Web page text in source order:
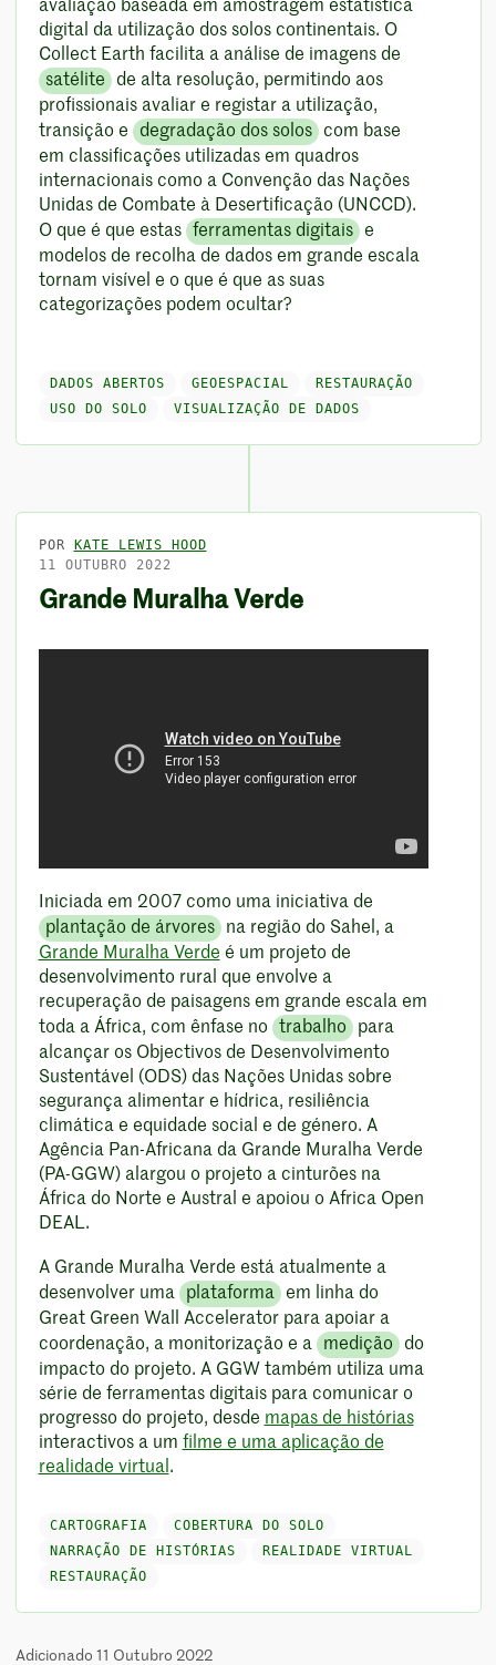
avaliação baseada em amostragem estatística
digital da utilização dos solos continentais. O
Collect Earth facilita a análise de imagens de
satélite de alta resolução, permitindo aos
profissionais avaliar e registar a utilização,
transição e
degradação dos solos com base
em classificações utilizadas em quadros
internacionais como a Convenção das Nações
Unidas de Combate à Desertificação (UNCCD).
O que é que estas
ferramentas digitais e
modelos de recolha de dados em grande escala
tornam visível e o que é que as suas
categorizações podem ocultar?
DADOS ABERTOS GEOESPACIAL
RESTAURAÇÃO
USO DO SOLO
VISUALIZAÇÃO DE DADOS
POR KATE LEWIS HOOD
11 OUTUBRO 2022
Grande Muralha Verde
Iniciada em 2007 como uma iniciativa de
plantação de árvores na região do Sahel, a
Grande Muralha Verde é um projeto de
desenvolvimento rural que envolve a
recuperação de paisagens em grande escala em
toda a África, com ênfase no
trabalho para
alcançar os Objectivos de Desenvolvimento
Sustentável (ODS) das Nações Unidas sobre
segurança alimentar e hídrica, resiliência
climática e equidade social e de género. A
Agência Pan-Africana da Grande Muralha Verde
(PA-GGW) alargou o projeto a cinturões na
África do Norte e Austral e apoiou o Africa Open
DEAL.
A Grande Muralha Verde está atualmente a
desenvolver uma
plataforma em linha do
Great Green Wall Accelerator para apoiar a
coordenação, a monitorização e a
medição do
impacto do projeto. A GGW também utiliza uma
série de ferramentas digitais para comunicar o
progresso do projeto, desde mapas de histórias
interactivos a um filme e uma aplicação de
realidade virtual .
CARTOGRAFIA
COBERTURA DO SOLO
NARRAÇÃO DE HISTÓRIAS
REALIDADE VIRTUAL
RESTAURAÇÃO
Adicionado 11 Outubro 2022